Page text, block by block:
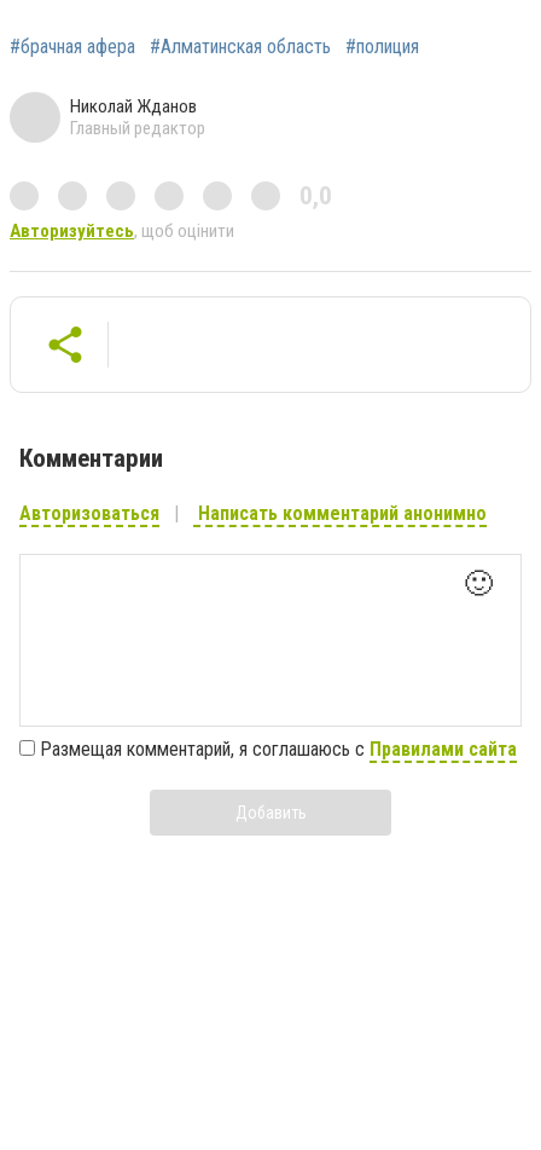
#брачная афера #Алматинская область #полиция
Николай Жданов
Главный редактор
0,0
Авторизуйтесь, щоб оцінити
Комментарии
Авторизоваться Написать комментарий анонимно
🙂
Размещая комментарий, я соглашаюсь с Правилами сайта
Добавить